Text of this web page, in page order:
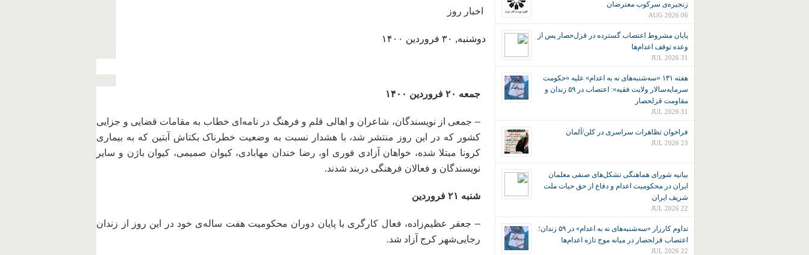
اخبار روز
دوشنبه, ۳۰ فروردین ۱۴۰۰
جمعه ۲۰ فروردین ۱۴۰۰
– جمعی از نویسندگان، شاعران و اهالی قلم و فرهنگ در نامه‌ای خطاب به مقامات قضایی و جزایی
کشور که در این روز منتشر شد، با هشدار نسبت به وضعیت خطرناک بکتاش آبتین که به بیماری
کرونا مبتلا شده، خواهان آزادی فوری او، رضا خندان مهابادی، کیوان صمیمی، کیوان باژن و سایر
نویسندگان و فعالان فرهنگی دربند شدند.
شنبه ۲۱ فروردین
– جعفر عظیم‌زاده، فعال کارگری با پایان دوران محکومیت هفت ساله‌ی خود در این روز از زندان
رجایی‌شهر کرج آزاد شد.
زنجیره‌ی سرکوب معترضان
06 AUG 2026
پایان مشروط اعتصاب گسترده در قزل‌حصار پس از
وعده توقف اعدام‌ها
31 JUL 2026
هفته ۱۳۱ «سه‌شنبه‌های نه به اعدام» علیه «حکومت
سرمایه‌سالار ولایت فقیه»: اعتصاب در ۵۹ زندان و
مقاومت قزلحصار
31 JUL 2026
فراخوان تظاهرات سراسری در کلن/آلمان
23 JUL 2026
بیانیه شورای هماهنگی تشکل‌های صنفی معلمان
ایران در محکومیت اعدام و دفاع از حق حیات ملت
شریف ایران
22 JUL 2026
تداوم کارزار «سه‌شنبه‌های نه به اعدام» در ۵۹ زندان؛
اعتصاب قزلحصار در میانه موج تازه اعدام‌ها
22 JUL 2026